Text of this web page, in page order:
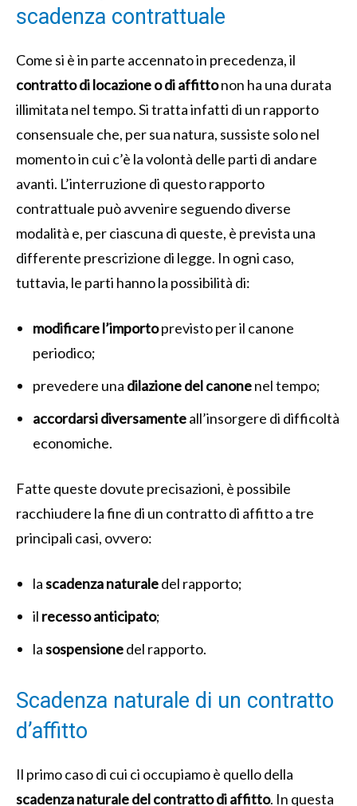
scadenza contrattuale
Come si è in parte accennato in precedenza, il
contratto di locazione o di affittonon ha una durata
illimitata nel tempo. Si tratta infatti di un rapporto
consensuale che, per sua natura, sussiste solo nel
momento in cui c’è la volontà delle parti di andare
avanti. L’interruzione di questo rapporto
contrattuale può avvenire seguendo diverse
modalità e, per ciascuna di queste, è prevista una
differente prescrizione di legge. In ogni caso,
tuttavia, le parti hanno la possibilità di:
modificare l’importoprevisto per il canone
periodico;
prevedere una dilazione del canonenel tempo;
accordarsi diversamenteall’insorgere di difficoltà
economiche.
Fatte queste dovute precisazioni, è possibile
racchiudere la fine di un contratto di affitto a tre
principali casi, ovvero:
lascadenza naturaledel rapporto;
il recesso anticipato;
lasospensionedel rapporto.
Scadenza naturale di un contratto
d’affitto
Il primo caso di cui ci occupiamo è quello della
scadenza naturale del contratto di affitto. In questa